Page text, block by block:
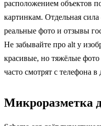
расположением объектов
картинкам. Отдельная
реальные фото и отзывы
Не забывайте про alt у
красивые, но тяжёлые фото
часто смотрят с телефона в
Микроразметка